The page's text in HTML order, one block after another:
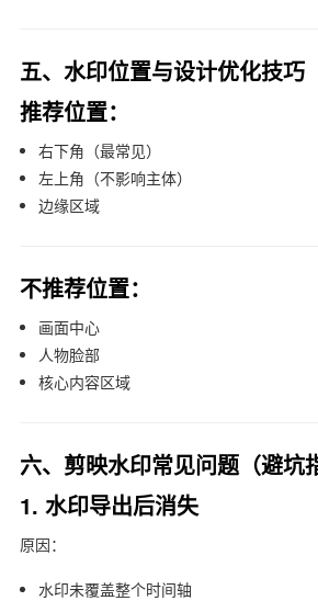
五、水印位置与设计优化技巧
推荐位置：
右下角（最常见）
左上角（不影响主体）
边缘区域
不推荐位置：
画面中心
人物脸部
核心内容区域
六、剪映水印常见问题（避坑
1. 水印导出后消失
原因：
水印未覆盖整个时间轴